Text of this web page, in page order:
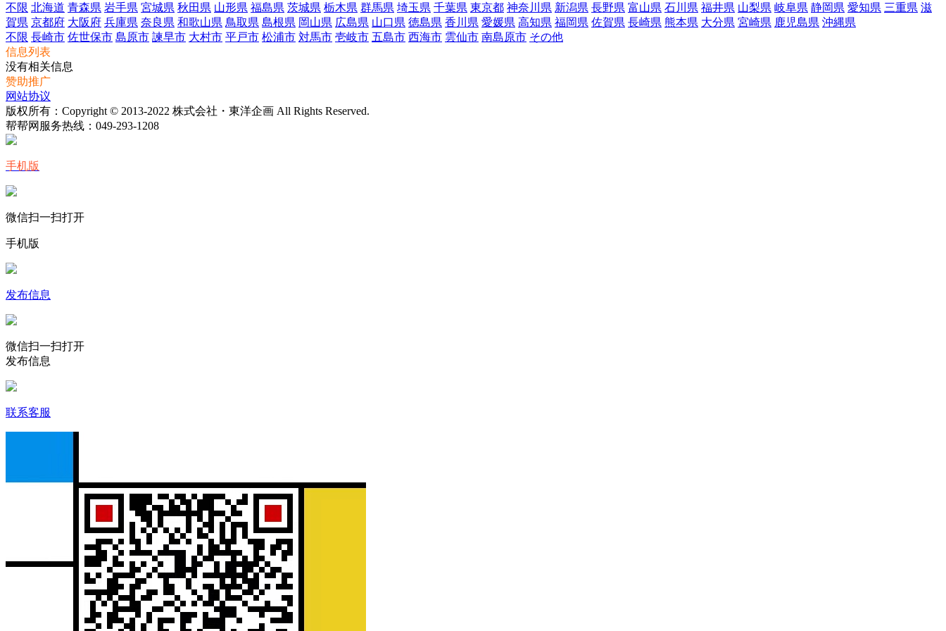
不限 北海道 青森県 岩手県 宮城県 秋田県 山形県 福島県 茨城県 栃木県 群馬県 埼玉県 千葉県 東京都 神奈川県 新潟県 長野県 富山県 石川県 福井県 山梨県 岐阜県 静岡県 愛知県 三重県 滋
賀県 京都府 大阪府 兵庫県 奈良県 和歌山県 鳥取県 島根県 岡山県 広島県 山口県 徳島県 香川県 愛媛県 高知県 福岡県 佐賀県 長崎県 熊本県 大分県 宮崎県 鹿児島県 沖縄県
不限 長崎市 佐世保市 島原市 諫早市 大村市 平戸市 松浦市 対馬市 壱岐市 五島市 西海市 雲仙市 南島原市 その他
信息列表
没有相关信息
赞助推广
网站协议
版权所有：Copyright © 2013-2022 株式会社・東洋企画 All Rights Reserved.
帮帮网服务热线： 049-293-1208
手机版
微信扫一扫打开
手机版
发布信息
微信扫一扫打开
发布信息
联系客服